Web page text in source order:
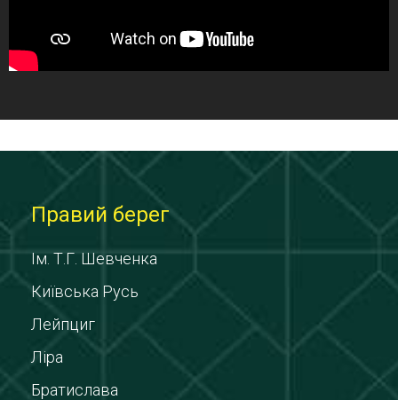
Правий берег
Ім. Т.Г. Шевченка
Київська Русь
Лейпциг
Ліра
Братислава